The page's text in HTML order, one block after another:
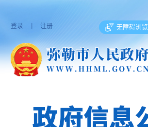
登录 | 注册 无障碍浏览